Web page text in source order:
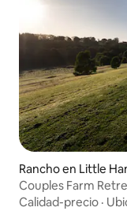
Rancho en Little
Couples Farm
Calidad-precio ·